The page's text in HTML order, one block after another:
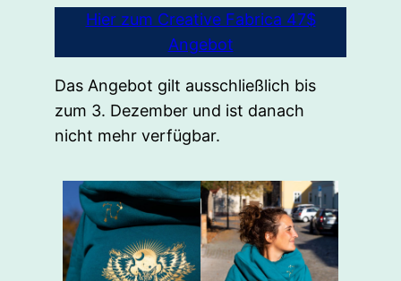
Hier zum Creative Fabrica 47$
Angebot
Das Angebot gilt ausschließlich bis
zum 3. Dezember und ist danach
nicht mehr verfügbar.